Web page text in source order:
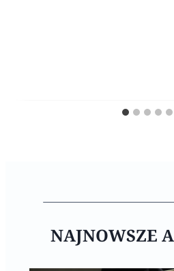
NAJNOWSZE